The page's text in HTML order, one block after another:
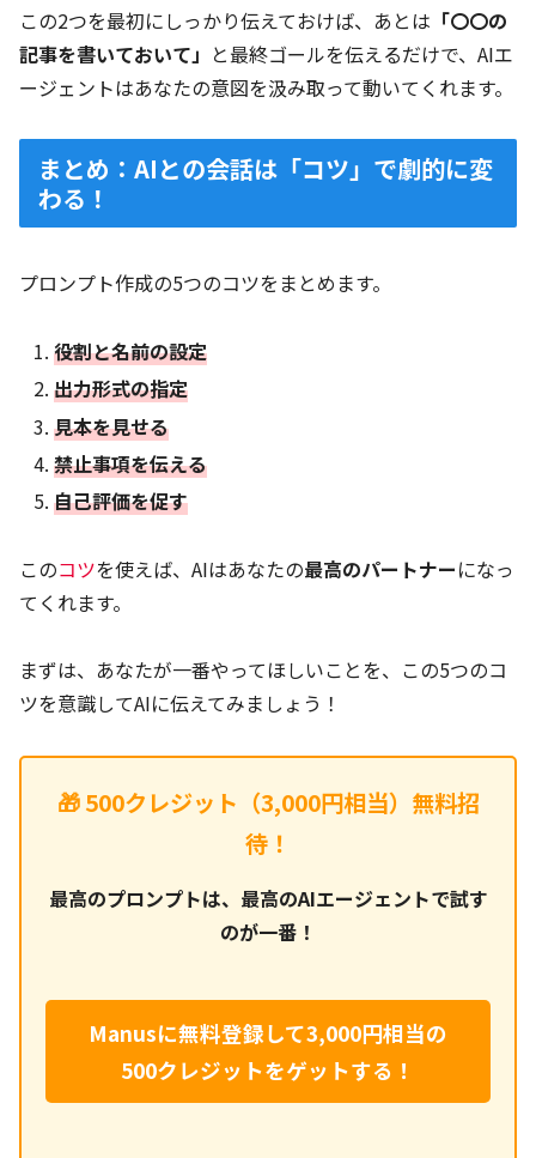
この2つを最初にしっかり伝えておけば、あとは 「〇〇の
記事を書いておいて」 と最終ゴールを伝えるだけで、AIエ
ージェントはあなたの意図を汲み取って動いてくれます。
まとめ：AIとの会話は「コツ」で劇的に変
わる！
プロンプト作成の5つのコツをまとめます。
役割と名前の設定
出力形式の指定
見本を見せる
禁止事項を伝える
自己評価を促す
このコツを使えば、AIはあなたの最高のパートナーになっ
てくれます。
まずは、あなたが一番やってほしいことを、この5つのコ
ツを意識してAIに伝えてみましょう！
🎁 500クレジット（3,000円相当）無料招
待！
最高のプロンプトは、最高のAIエージェントで試す
のが一番！
Manusに無料登録して3,000円相当の
500クレジットをゲットする！